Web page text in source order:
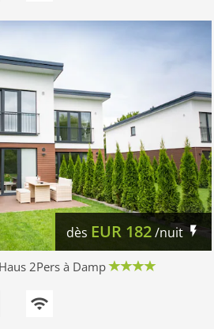
dès EUR 182/nuit
2Pers à Damp